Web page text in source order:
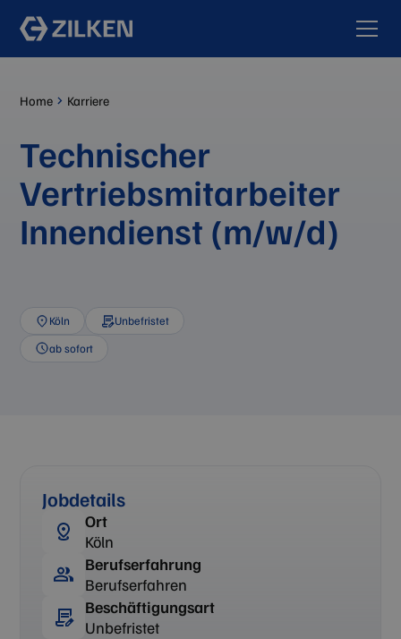
Home Karriere
Technischer
Vertriebsmitarbeiter
Innendienst (m/w/d)
Köln
Unbefristet
ab sofort
Jobdetails
Ort
Köln
Berufserfahrung
Berufserfahren
Beschäftigungsart
Unbefristet